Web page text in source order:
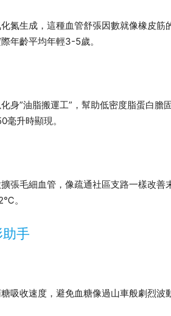
氮生成，這種血管舒張因數就像橡皮筋
年齡平均年輕3-5歲。
身”油脂搬運工”，幫助低密度脂蛋白膽
毫升時顯現。
張毛細血管，像疏通社區支路一樣改善
。
手
吸收速度，避免血糖像過山車般劇烈波